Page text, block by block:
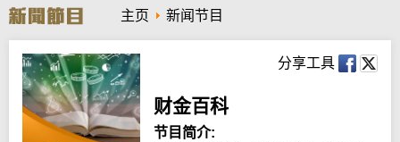
r
c
h
主页 新闻节目
分享工具
财金百科
节目简介: